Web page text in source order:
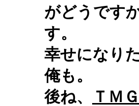
がどうです
す。
幸せになり
俺も。
後ね、
ＴＭＧ